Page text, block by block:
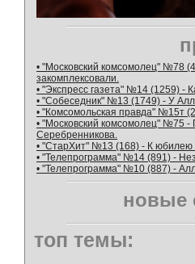
• "Московский комсомолец" №78
закомплексовали.
• "Экспресс газета" №14 (1259) -
• "Собеседник" №13 (1749) - У
• "Комсомольская правда" №15т
• "Московский комсомолец" №75 -
Серебренникова.
• "СтарХит" №13 (168) - К юбилею
• "Телепрограмма" №14 (891) -
• "Телепрограмма" №10 (887) -
новые
топ темы: